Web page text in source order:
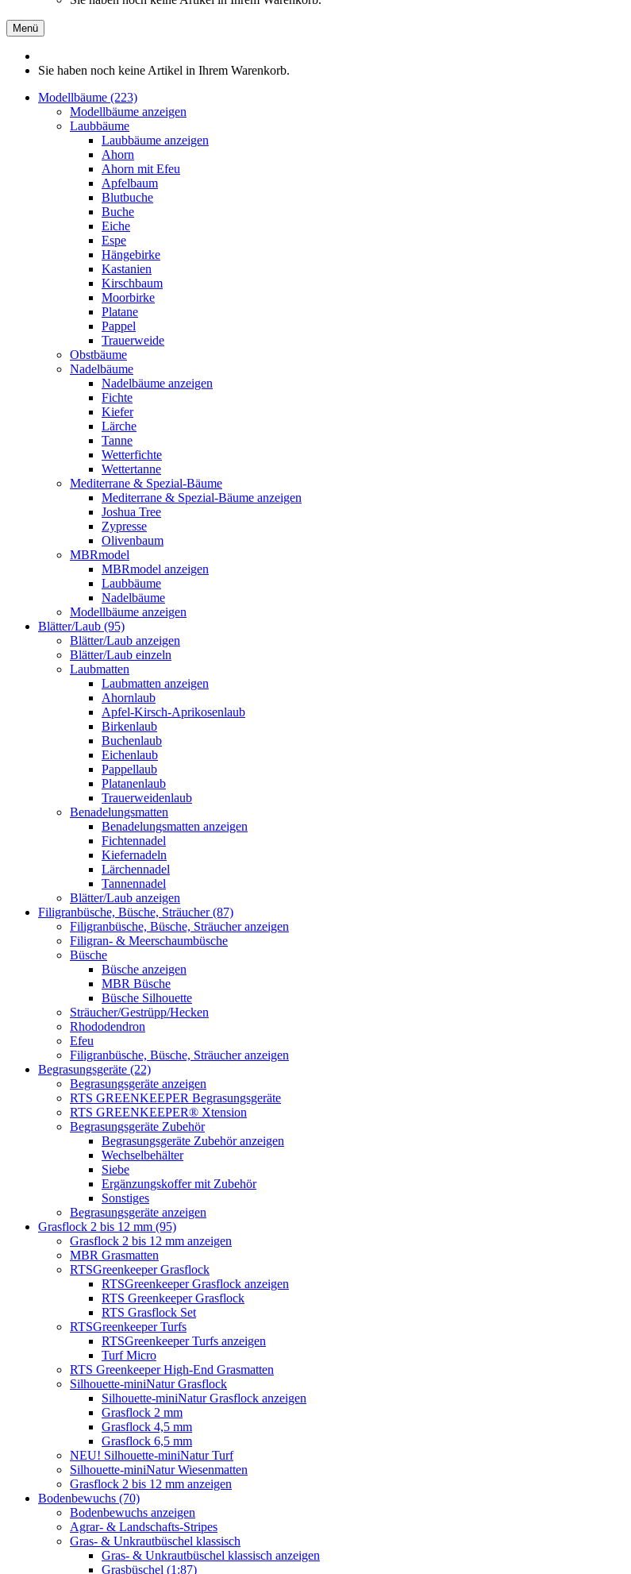
Menü
Sie haben noch keine Artikel in Ihrem Warenkorb.
Modellbäume (223)
Modellbäume anzeigen
Laubbäume
Laubbäume anzeigen
Ahorn
Ahorn mit Efeu
Apfelbaum
Blutbuche
Buche
Eiche
Espe
Hängebirke
Kastanien
Kirschbaum
Moorbirke
Platane
Pappel
Trauerweide
Obstbäume
Nadelbäume
Nadelbäume anzeigen
Fichte
Kiefer
Lärche
Tanne
Wetterfichte
Wettertanne
Mediterrane & Spezial-Bäume
Mediterrane & Spezial-Bäume anzeigen
Joshua Tree
Zypresse
Olivenbaum
MBRmodel
MBRmodel anzeigen
Laubbäume
Nadelbäume
Modellbäume anzeigen
Blätter/Laub (95)
Blätter/Laub anzeigen
Blätter/Laub einzeln
Laubmatten
Laubmatten anzeigen
Ahornlaub
Apfel-Kirsch-Aprikosenlaub
Birkenlaub
Buchenlaub
Eichenlaub
Pappellaub
Platanenlaub
Trauerweidenlaub
Benadelungsmatten
Benadelungsmatten anzeigen
Fichtennadel
Kiefernadeln
Lärchennadel
Tannennadel
Blätter/Laub anzeigen
Filigranbüsche, Büsche, Sträucher (87)
Filigranbüsche, Büsche, Sträucher anzeigen
Filigran- & Meerschaumbüsche
Büsche
Büsche anzeigen
MBR Büsche
Büsche Silhouette
Sträucher/Gestrüpp/Hecken
Rhododendron
Efeu
Filigranbüsche, Büsche, Sträucher anzeigen
Begrasungsgeräte (22)
Begrasungsgeräte anzeigen
RTS GREENKEEPER Begrasungsgeräte
RTS GREENKEEPER® Xtension
Begrasungsgeräte Zubehör
Begrasungsgeräte Zubehör anzeigen
Wechselbehälter
Siebe
Ergänzungskoffer mit Zubehör
Sonstiges
Begrasungsgeräte anzeigen
Grasflock 2 bis 12 mm (95)
Grasflock 2 bis 12 mm anzeigen
MBR Grasmatten
RTSGreenkeeper Grasflock
RTSGreenkeeper Grasflock anzeigen
RTS Greenkeeper Grasflock
RTS Grasflock Set
RTSGreenkeeper Turfs
RTSGreenkeeper Turfs anzeigen
Turf Micro
RTS Greenkeeper High-End Grasmatten
Silhouette-miniNatur Grasflock
Silhouette-miniNatur Grasflock anzeigen
Grasflock 2 mm
Grasflock 4,5 mm
Grasflock 6,5 mm
NEU! Silhouette-miniNatur Turf
Silhouette-miniNatur Wiesenmatten
Grasflock 2 bis 12 mm anzeigen
Bodenbewuchs (70)
Bodenbewuchs anzeigen
Agrar- & Landschafts-Stripes
Gras- & Unkrautbüschel klassisch
Gras- & Unkrautbüschel klassisch anzeigen
Grasbüschel (1:87)